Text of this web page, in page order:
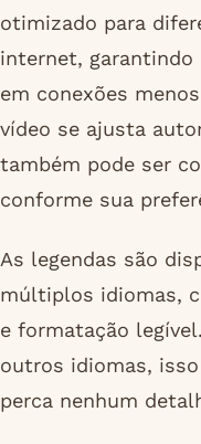
otimizado para
internet, garantindo
em conexões
vídeo se ajusta
também pode ser
conforme sua
As legendas são
múltiplos idiomas,
e formatação
outros idiomas,
perca nenhum